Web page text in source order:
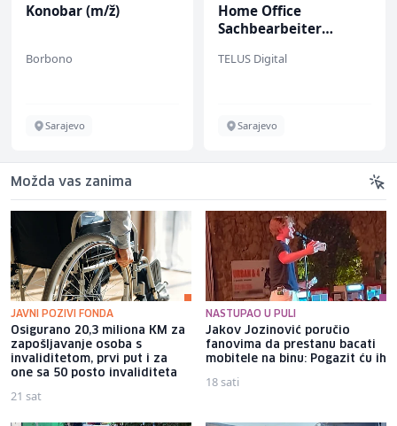
Konobar (m/ž)
Borbono
Sarajevo
Home Office
Sachbearbeiter
bekannten deutschen
TELUS Digital
Sarajevo
Možda vas zanima
JAVNI POZIVI FONDA
Osigurano 20,3 miliona KM za
zapošljavanje osoba s
invaliditetom, prvi put i za
one sa 50 posto invaliditeta
21 sat
NASTUPAO U PULI
Jakov Jozinović poručio
fanovima da prestanu bacati
mobitele na binu: Pogazit ću ih
18 sati